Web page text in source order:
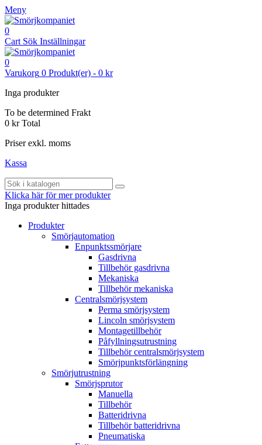
Meny
0
Cart Sök Inställningar
0
Varukorg 0 Produkt(er) - 0 kr
Inga produkter
To be determined Frakt
0 kr Total
Priser exkl. moms
Kassa
Klicka här för mer produkter
Inga produkter hittades
Produkter
Smörjautomation
Enpunktssmörjare
Gasdrivna
Tillbehör gasdrivna
Mekaniska
Tillbehör mekaniska
Centralsmörjsystem
Perma smörjsystem
Lincoln smörjsystem
Montagetillbehör
Påfyllningsutrustning
Tillbehör centralsmörjsystem
Smörjpunktsförlängning
Smörjutrustning
Smörjsprutor
Manuella
Tillbehör
Batteridrivna
Tillbehör batteridrivna
Pneumatiska